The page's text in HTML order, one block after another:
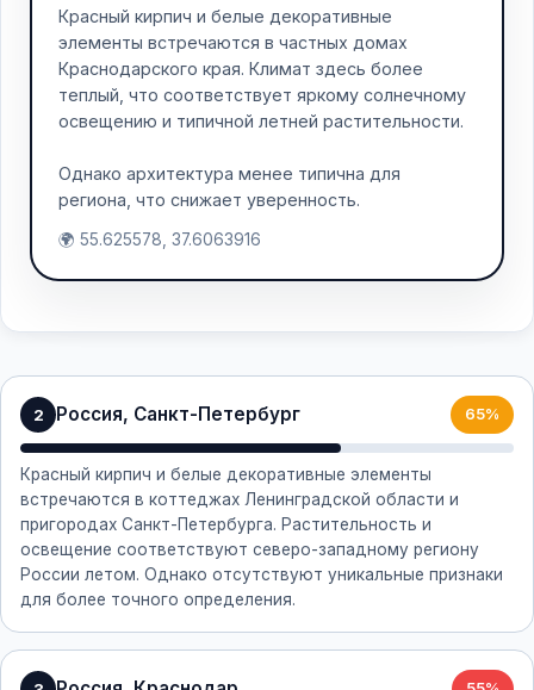
Красный кирпич и белые декоративные
элементы встречаются в частных домах
Краснодарского края. Климат здесь более
теплый, что соответствует яркому солнечному
освещению и типичной летней растительности.
Однако архитектура менее типична для
региона, что снижает уверенность.
🌍 55.625578, 37.6063916
2 Россия, Санкт-Петербург 65%
Красный кирпич и белые декоративные элементы
встречаются в коттеджах Ленинградской области и
пригородах Санкт-Петербурга. Растительность и
освещение соответствуют северо-западному региону
России летом. Однако отсутствуют уникальные признаки
для более точного определения.